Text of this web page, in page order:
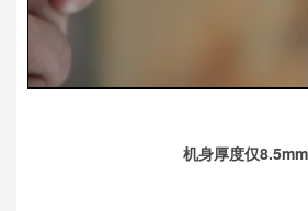
机身厚度仅8.5mm